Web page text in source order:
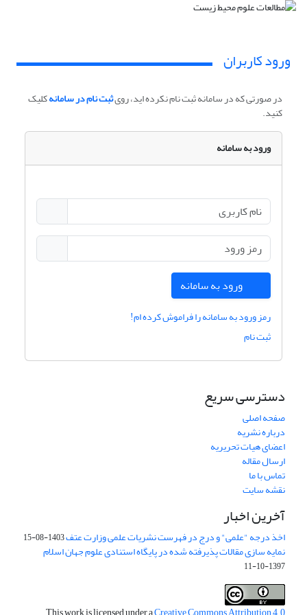
ورود کاربران
در صورتی که در سامانه ثبت نام نکرده اید، رویثبت نام در سامانهکلیک
کنید.
ورود به سامانه
ورود به سامانه
رمز ورود به سامانه را فراموش کرده ام!
ثبت نام
دسترسی سریع
صفحه اصلی
درباره نشریه
اعضای هیات تحریریه
ارسال مقاله
تماس با ما
نقشه سایت
آخرین اخبار
اخذ درجه "علمی" و درج در فهرست نشریات علمی وزارت عتف1403-08-15
نمایه سازی مقالات پذیرفته شده در پایگاه استنادی علوم جهان اسلام
1397-10-11